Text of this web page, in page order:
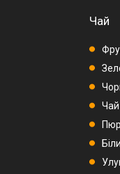
Чай
Чай